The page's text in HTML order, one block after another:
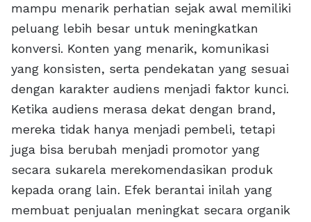
mampu menarik perhatian sejak awal memiliki
peluang lebih besar untuk meningkatkan
konversi. Konten yang menarik, komunikasi
yang konsisten, serta pendekatan yang sesuai
dengan karakter audiens menjadi faktor kunci.
Ketika audiens merasa dekat dengan brand,
mereka tidak hanya menjadi pembeli, tetapi
juga bisa berubah menjadi promotor yang
secara sukarela merekomendasikan produk
kepada orang lain. Efek berantai inilah yang
membuat penjualan meningkat secara organik